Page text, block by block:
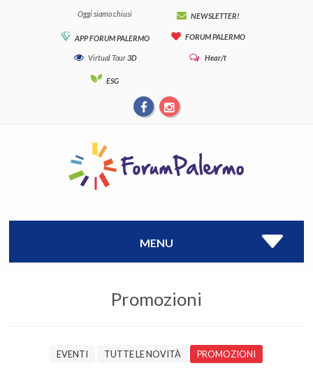
Oggi siamo chiusi NEWSLETTER!
APP FORUM PALERMO FORUM PALERMO
Virtual Tour3D Hear/t
ESG
MENU
Promozioni
EVENTI TUTTE LE NOVITÀ PROMOZIONI